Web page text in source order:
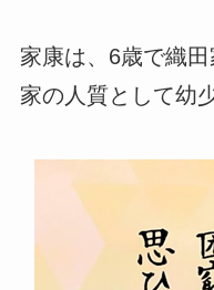
家康は、6歳で織田
家の人質として幼